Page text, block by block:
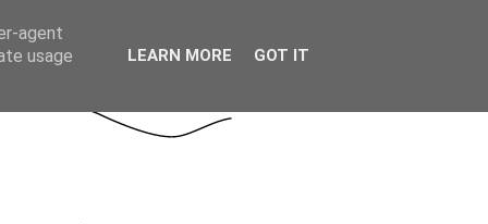
agent
usage
LEARN MORE GOT IT